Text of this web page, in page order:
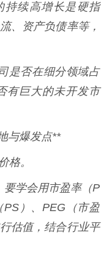
持续高增长是硬指
、资产负债率等，
是否在细分领域占
有巨大的未开发市
与爆发点**
格。
要学会用市盈率（P
）、PEG（市盈
估值，结合行业平